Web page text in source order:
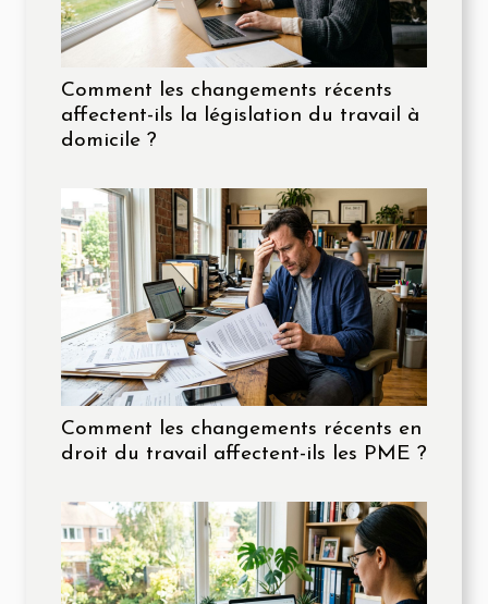
Comment les changements récents
affectent-ils la législation du travail à
domicile ?
Comment les changements récents en
droit du travail affectent-ils les PME ?